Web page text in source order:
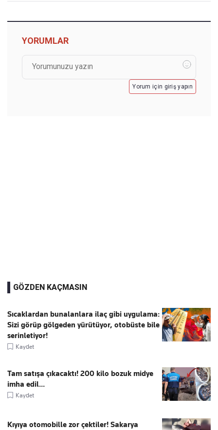
YORUMLAR
Yorum için giriş yapın
GÖZDEN KAÇMASIN
Sıcaklardan bunalanlara ilaç gibi uygulama:
Sizi görüp gölgeden yürütüyor, otobüste bile
serinletiyor!
Kaydet
Tam satışa çıkacaktı! 200 kilo bozuk midye
imha edil...
Kaydet
Kıyıya otomobille zor çektiler! Sakarya